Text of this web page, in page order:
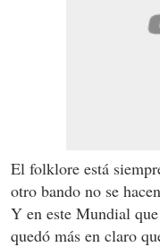
El folklore está
otro bando no se
Y en este Mundial
quedó más en claro